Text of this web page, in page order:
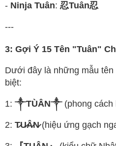
- Ninja Tuân: 忍Tuân忍
---
3: Gợi Ý 15 Tên "Tuân"
Dưới đây là những mẫu
biệt:
1: ༒TÙÂN༒(phong cách
2: T̷U̷Â̷N̷(hiệu ứng gạch